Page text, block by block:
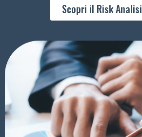
Scopri il Risk Analisi